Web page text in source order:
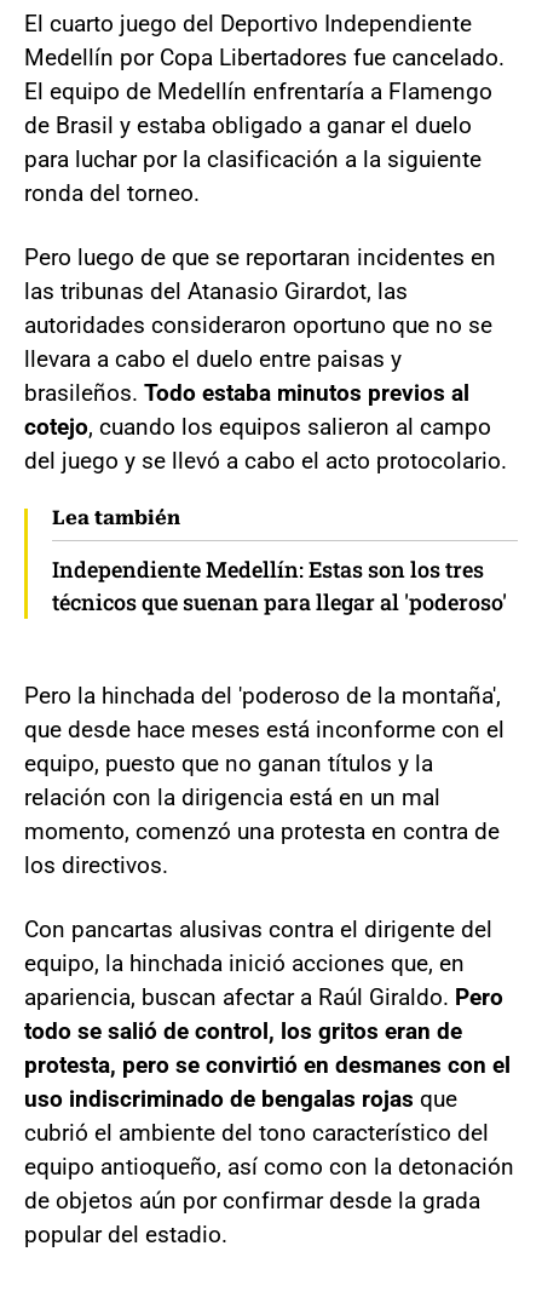
El cuarto juego del Deportivo Independiente
Medellín por Copa Libertadores fue cancelado.
El equipo de Medellín enfrentaría a Flamengo
de Brasil y estaba obligado a ganar el duelo
para luchar por la clasificación a la siguiente
ronda del torneo.
Pero luego de que se reportaran incidentes en
las tribunas del Atanasio Girardot, las
autoridades consideraron oportuno que no se
llevara a cabo el duelo entre paisas y
brasileños. Todo estaba minutos previos al
cotejo, cuando los equipos salieron al campo
del juego y se llevó a cabo el acto protocolario.
Lea también
Independiente Medellín: Estas son los tres
técnicos que suenan para llegar al 'poderoso'
Pero la hinchada del 'poderoso de la montaña',
que desde hace meses está inconforme con el
equipo, puesto que no ganan títulos y la
relación con la dirigencia está en un mal
momento, comenzó una protesta en contra de
los directivos.
Con pancartas alusivas contra el dirigente del
equipo, la hinchada inició acciones que, en
apariencia, buscan afectar a Raúl Giraldo. Pero
todo se salió de control, los gritos eran de
protesta, pero se convirtió en desmanes con el
uso indiscriminado de bengalas rojas que
cubrió el ambiente del tono característico del
equipo antioqueño, así como con la detonación
de objetos aún por confirmar desde la grada
popular del estadio.